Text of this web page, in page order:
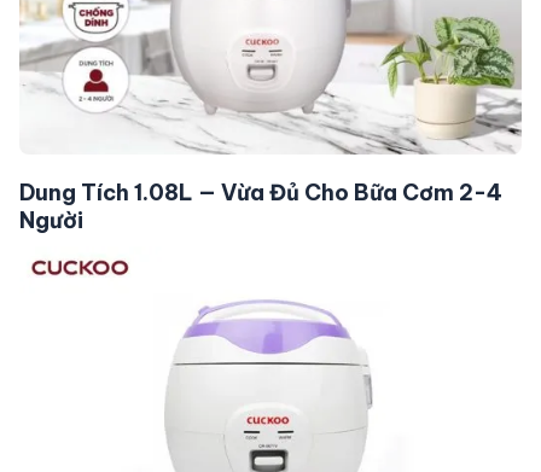
Dung Tích 1.08L — Vừa Đủ Cho Bữa Cơm 2-4
Người